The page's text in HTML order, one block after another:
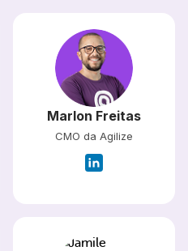
Marlon Freitas
CMO da Agilize